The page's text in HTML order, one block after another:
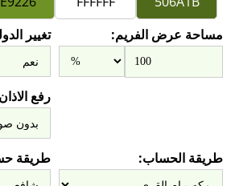
مساحة عرض الفريم: تغيير
رفع
طريقة الحساب: طريقة